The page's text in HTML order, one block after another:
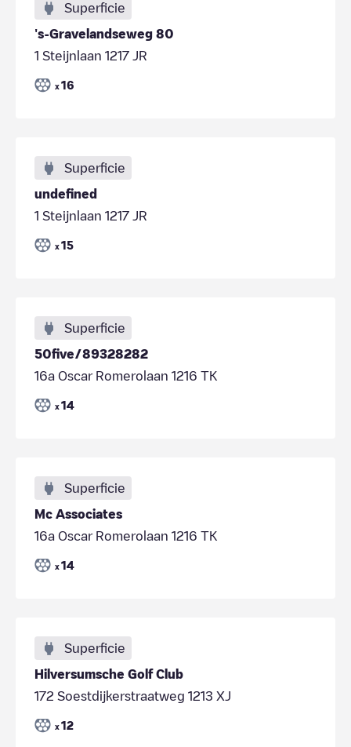
Superficie
's-Gravelandseweg 80
1 Steijnlaan 1217 JR
x 16
Superficie
undefined
1 Steijnlaan 1217 JR
x 15
Superficie
50five/89328282
16a Oscar Romerolaan 1216 TK
x 14
Superficie
Mc Associates
16a Oscar Romerolaan 1216 TK
x 14
Superficie
Hilversumsche Golf Club
172 Soestdijkerstraatweg 1213 XJ
x 12